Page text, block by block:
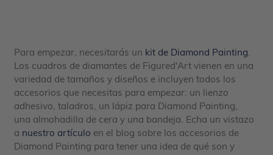
Para empezar, necesitarás un kit de Diamond Painting
Los cuadros de diamantes de Figured'Art vienen en una
variedad de tamaños y diseños e incluyen todos los
accesorios que necesitas para empezar: un lienzo
adhesivo, taladros, un lápiz para Diamond Painting,
una almohadilla de cera y una bandeja. Echa un vistazo
a nuestro artículo en el blog sobre los accesorios de
Diamond Painting para tener una idea de qué son y